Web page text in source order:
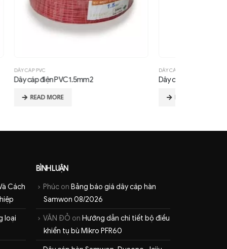
DÂY CÁP PVC
Dây cáp điện PVC 0.5mm2
READ MORE
Cách
loại
BÌNH LUẬN
Phúc on Bảng báo giá dây cáp hàn
Samwon 08/2026
VĂN ĐỎ on Hướng dẫn chi tiết bộ điều
khiển tụ bù Mikro PFR60